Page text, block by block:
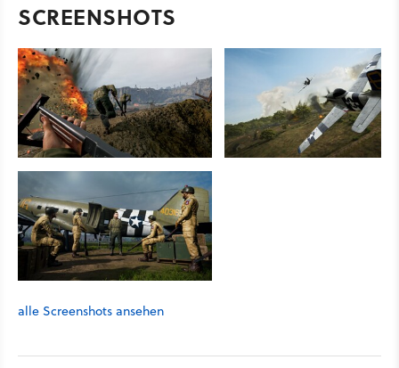
SCREENSHOTS
alle Screenshots ansehen